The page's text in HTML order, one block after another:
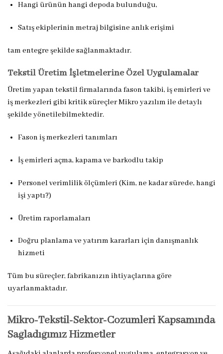
Hangi ürünün hangi depoda bulunduğu,
Satış ekiplerinin metraj bilgisine anlık erişimi
tam entegre şekilde sağlanmaktadır.
Tekstil Üretim İşletmelerine Özel Uygulamalar
Üretim yapan tekstil firmalarında fason takibi, iş emirleri ve
iş merkezleri gibi kritik süreçler Mikro yazılım ile detaylı
şekilde yönetilebilmektedir.
Fason iş merkezleri tanımları
İş emirleri açma, kapama ve barkodlu takip
Personel verimlilik ölçümleri (Kim, ne kadar sürede, hangi
işi yaptı?)
Üretim raporlamaları
Doğru planlama ve yatırım kararları için danışmanlık
hizmeti
Tüm bu süreçler, fabrikanızın ihtiyaçlarına göre
uyarlanmaktadır.
Mikro-Tekstil-Sektor-Cozumleri Kapsamında
Sağladığımız Hizmetler